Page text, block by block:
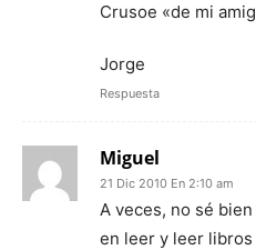
Crusoe «de mi
Jorge
Respuesta
Miguel
21 Dic 2010 En 2:10 am
A veces, no sé
en leer y leer